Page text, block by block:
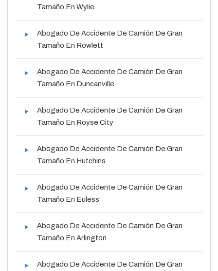
Tamaño En Wylie
Abogado De Accidente De Camión De Gran
Tamaño En Rowlett
Abogado De Accidente De Camión De Gran
Tamaño En Duncanville
Abogado De Accidente De Camión De Gran
Tamaño En Royse City
Abogado De Accidente De Camión De Gran
Tamaño En Hutchins
Abogado De Accidente De Camión De Gran
Tamaño En Euless
Abogado De Accidente De Camión De Gran
Tamaño En Arlington
Abogado De Accidente De Camión De Gran